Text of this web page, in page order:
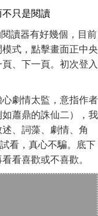
只是閱讀
讀器有好幾個，目前
模式，點擊畫面正中央
、下一頁。初次登入
劇情太監，意指作者
蕭鼎的誅仙二），我
、詞藻、劇情、角
看，真心不騙。底下
看喜歡或不喜歡。